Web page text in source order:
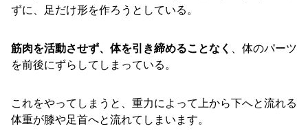
ずに、足だけ形を作ろうとしている。
筋肉を活動させず、体を引き締めることなく
、体のパーツ
を前後にずらしてしまっている。
これをやってしまうと、重力によって上から下へと流れる
体重が膝や足首へと流れてしまいます。